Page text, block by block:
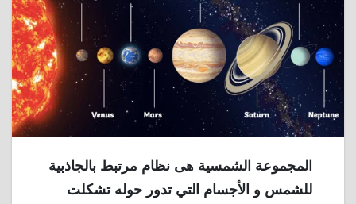
المجموعة الشمسية هى نظام مرتبط بالجاذبية
للشمس و الأجسام التي تدور حوله تشكلت